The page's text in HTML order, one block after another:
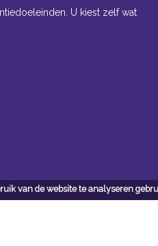
van de website te analyseren
U kiest zelf wat